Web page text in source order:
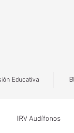
Educativa
IRV Audífonos